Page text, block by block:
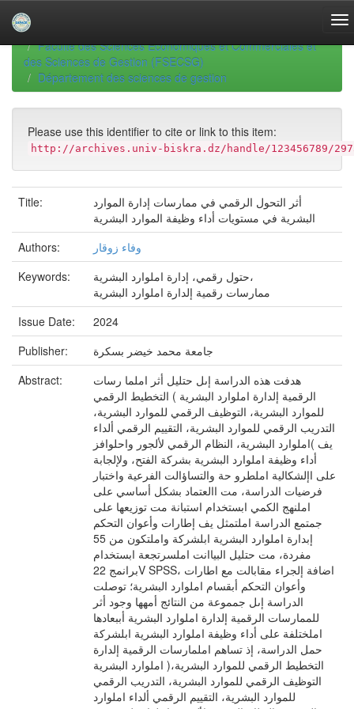
navigationUniversity of Biskra Repository
Faculté des Sciences Economiques et Commerciales et
des Sciences de Gestion (FSECSG)
Département des sciences de gestion
Please use this identifier to cite or link to this item:
http://archives.univ-biskra.dz/handle/123456789/
Title:
أثر التحول الرقمي في ممارسات إدارة الموارد
البشرية في مستويات أداء وظيفة الموارد البشرية
Authors:
وفاء زوقار
Keywords:
حتول رقمي، إدارة املوارد البشرية،
ممارسات رقمية إلدارة املوارد البشرية
Issue Date:
2024
Publisher:
جامعة محمد خيضر بسكرة
Abstract:
هدفت هذه الدراسة إىل حتليل أثر املما رسات
الرقمية إلدارة املوارد البشرية ) التخطيط الرقمي
للموارد البشرية، التوظيف الرقمي للموارد البشرية،
التدريب الرقمي للموارد البشرية، التقييم الرقمي ألداء
املوارد البشرية، النظام الرقمي لألجور واحلوافز( يف
أداء وظيفة املوارد البشرية بشركة الفتح، ولإلجابة
على اإلشكالية املطرو حة والتساؤالت الفرعية واختبار
فرضيات الدراسة، مت االعتماد بشكل أساسي على
املنهج الكمي ابستخدام استبانة مت توزيعها على
جمتمع الدراسة املتمثل يف إطارات وأعوان التحكم
إبدارة املوارد البشرية ابلشركة واملتكون من 55
مفردة، مت حتليل البياانت املسرتجعة ابستخدام
برانمج 22V SPSS، اضافة إلجراء مقابالت مع اطارات
وأعوان التحكم أبقسام املوارد البشرية؛ توصلت
الدراسة إىل جمموعة من النتائج أمهها وجود أثر
للممارسات الرقمية إلدارة املوارد البشرية أببعادها
املختلفة على أداء وظيفة املوارد البشرية ابلشركة
حمل الدراسة، إذ تساهم املمارسات الرقمية إلدارة
املوارد البشرية )التخطيط الرقمي للموارد البشرية،
التوظيف الرقمي للموارد البشرية، التدريب الرقمي
للموارد البشرية، التقييم الرقمي ألداء املوارد